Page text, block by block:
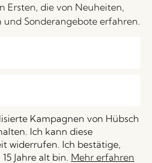
Ersten, die von Neuheiten,
und Sonderangebote erfahren.
Kampagnen von Hübsch
Ich kann diese
widerrufen. Ich bestätige,
Jahre alt bin. Mehr erfahren